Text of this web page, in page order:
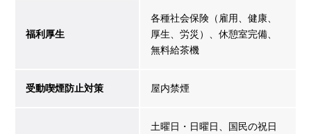
福利厚生
各種社会保険（雇用、健康、
厚生、労災）、休憩室完備、
無料給茶機
受動喫煙防止対策 屋内禁煙
土曜日・日曜日、国民の祝日